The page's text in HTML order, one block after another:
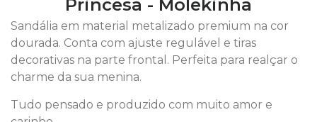
Princesa - Molekinha
Sandália em material metalizado premium na cor
dourada. Conta com ajuste regulável e tiras
decorativas na parte frontal. Perfeita para realçar o
charme da sua menina.
Tudo pensado e produzido com muito amor e